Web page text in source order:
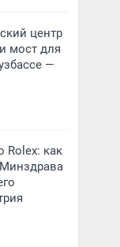
центр
мост для
—
Rolex: как